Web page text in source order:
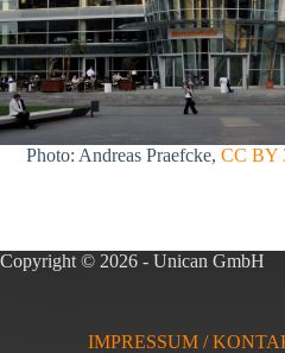
Photo: Andreas Praefcke, CC BY
Copyright © 2026 - Unican GmbH
IMPRESSUM /